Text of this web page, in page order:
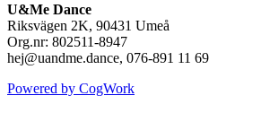
U&Me Dance
Riksvägen 2K, 90431 Umeå
Org.nr: 802511-8947
hej@uandme.dance, 076-891 11 69
Powered by CogWork